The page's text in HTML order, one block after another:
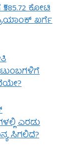
₹585.72 ಕೋಟಿ
ಖರ್ಗೆ
ಎರಡು
ಸಿಗಲಿದೆ?